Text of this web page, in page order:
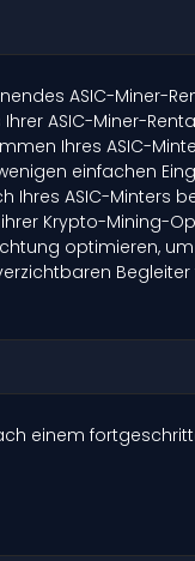
ASIC-Miner-
ASIC-Miner-
Ihres ASIC-
einfachen
Ihres ASIC-Minters
ihrer Krypto-Mining-
optimieren,
einem